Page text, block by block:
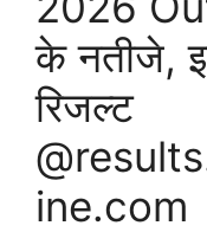
के नतीजे,
रिजल्ट
ine.com